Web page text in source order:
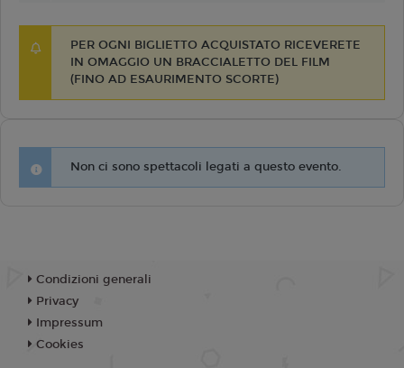
PER OGNI BIGLIETTO ACQUISTATO RICEVERETE
IN OMAGGIO UN BRACCIALETTO DEL FILM
(FINO AD ESAURIMENTO SCORTE)
Non ci sono spettacoli legati a questo evento.
Condizioni generali
Privacy
Impressum
Cookies